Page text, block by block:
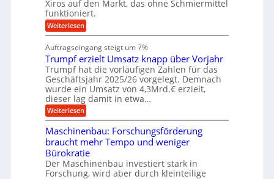
g
e
n
s
c
h
i
e
n
b
a
u
r
e
i
s
a
u
f
c
h
i
e
e
n
f
ü
h
r
u
n
g
e
n
B
S
C
L
Xiros auf den Markt, das ohne Schmiermittel
funktioniert.
Weiterlesen:
W
r
t
u
n
g
s
f
r
e
e
s
H
y
b
Auftragseingang steigt um 7%
Trumpf erzielt Umsatz knapp über Vorjahr
Trumpf hat die vorläufigen Zahlen für das
Geschäftsjahr 2025/26 vorgelegt. Demnach
wurde ein Umsatz von 4,3Mrd.€ erzielt,
dieser lag damit in etwa…
Weiterlesen:
T
u
m
p
f
e
Maschinenbau: Forschungsförderung
braucht mehr Tempo und weniger
Bürokratie
Der Maschinenbau investiert stark in
Forschung, wird aber durch kleinteilige